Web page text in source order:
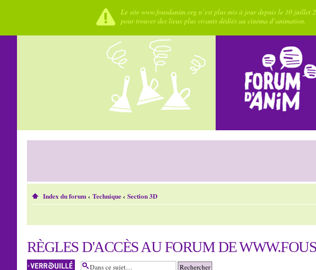
Le site www.fousdanim.org n’est plus mis à jour depuis le 10
pour trouver des lieux plus vivants dédiés au cinéma d’animation.
Index du forum‹ Technique‹ Section 3D
RÈGLES D'ACCÈS AU FORUM DE
Sujet verrouillé